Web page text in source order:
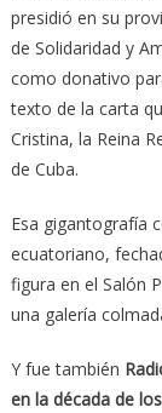
presidió en su
de Solidaridad y
como donativo
texto de la carta
Cristina, la Reina
de Cuba.
Esa gigantografía
ecuatoriano,
figura en el Salón
una galería
Y fue también
en la década de